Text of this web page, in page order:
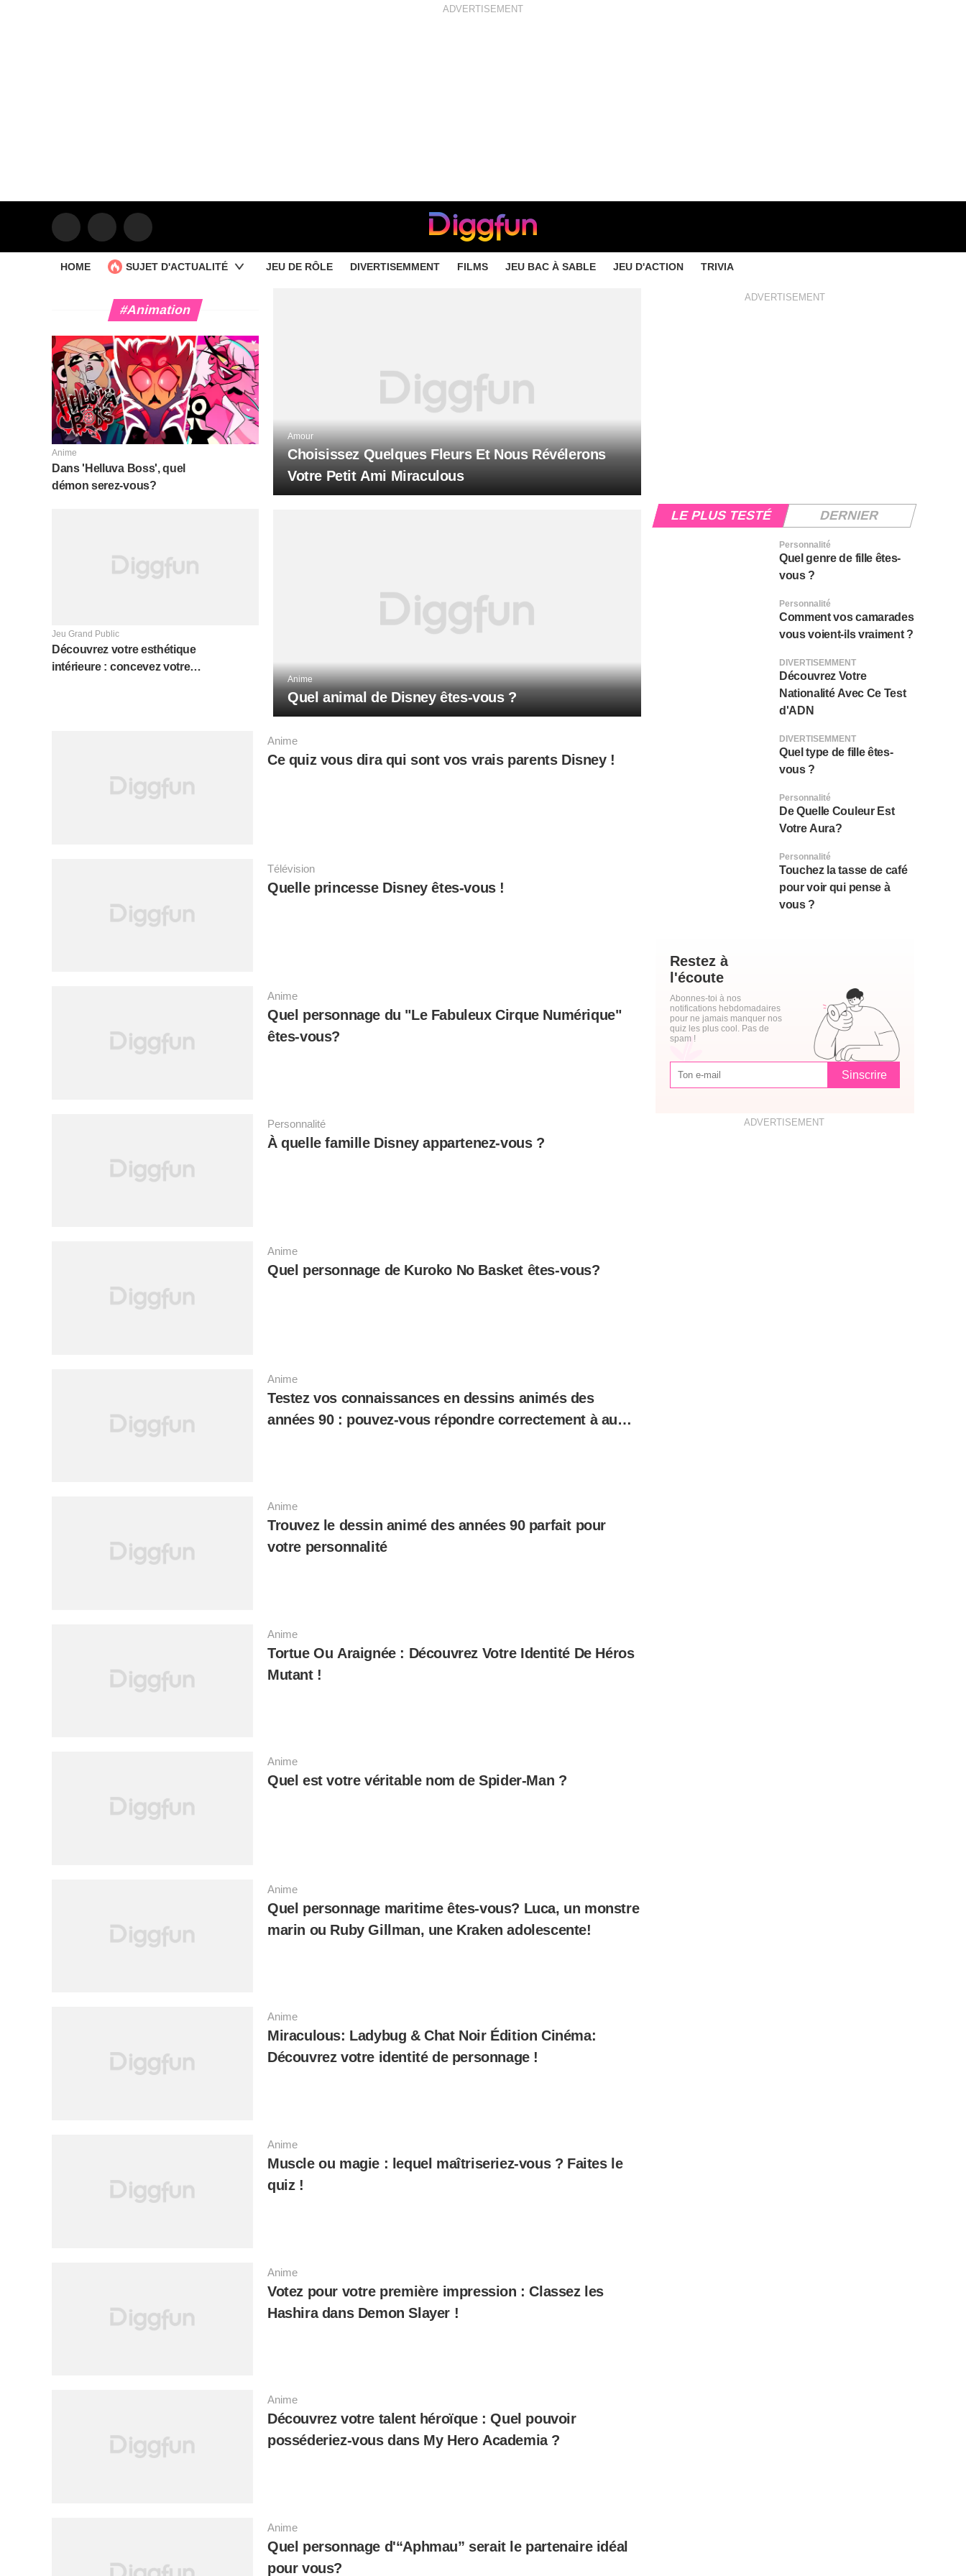
ADVERTISEMENT
HOME SUJET D'ACTUALITÉ JEU DE RÔLE DIVERTISEMMENT FILMS JEU BAC À SABLE JEU D'ACTION TRIVIA
#Animation
Anime
Dans 'Helluva Boss', quel
démon serez-vous?
Jeu Grand Public
Découvrez votre esthétique
intérieure : concevez votre
Amour
Choisissez Quelques Fleurs Et Nous Révélerons
Votre Petit Ami Miraculous
Anime
Quel animal de Disney êtes-vous ?
Anime
Ce quiz vous dira qui sont vos vrais parents Disney !
Télévision
Quelle princesse Disney êtes-vous !
Anime
Quel personnage du "Le Fabuleux Cirque Numérique"
êtes-vous?
Personnalité
À quelle famille Disney appartenez-vous ?
Anime
Quel personnage de Kuroko No Basket êtes-vous?
Anime
Testez vos connaissances en dessins animés des
années 90 : pouvez-vous répondre correctement à au
Anime
Trouvez le dessin animé des années 90 parfait pour
votre personnalité
Anime
Tortue Ou Araignée : Découvrez Votre Identité De Héros
Mutant !
Anime
Quel est votre véritable nom de Spider-Man ?
Anime
Quel personnage maritime êtes-vous? Luca, un monstre
marin ou Ruby Gillman, une Kraken adolescente!
Anime
Miraculous: Ladybug & Chat Noir Édition Cinéma:
Découvrez votre identité de personnage !
Anime
Muscle ou magie : lequel maîtriseriez-vous ? Faites le
quiz !
Anime
Votez pour votre première impression : Classez les
Hashira dans Demon Slayer !
Anime
Découvrez votre talent héroïque : Quel pouvoir
posséderiez-vous dans My Hero Academia ?
Anime
Quel personnage d'“Aphmau” serait le partenaire idéal
pour vous?
ADVERTISEMENT
LE PLUS TESTÉ
Personnalité
Quel genre de fille êtes-
vous ?
Personnalité
Comment vos camarades
vous voient-ils vraiment ?
DIVERTISEMMENT
Découvrez Votre
Nationalité Avec Ce Test
d'ADN
DIVERTISEMMENT
Quel type de fille êtes-
vous ?
Personnalité
De Quelle Couleur Est
Votre Aura?
Personnalité
Touchez la tasse de café
pour voir qui pense à
vous ?
DERNIER
Restez à
l'écoute
Abonnes-toi à nos
notifications hebdomadaires
pour ne jamais manquer nos
quiz les plus cool. Pas de
spam !
Sinscrire
ADVERTISEMENT